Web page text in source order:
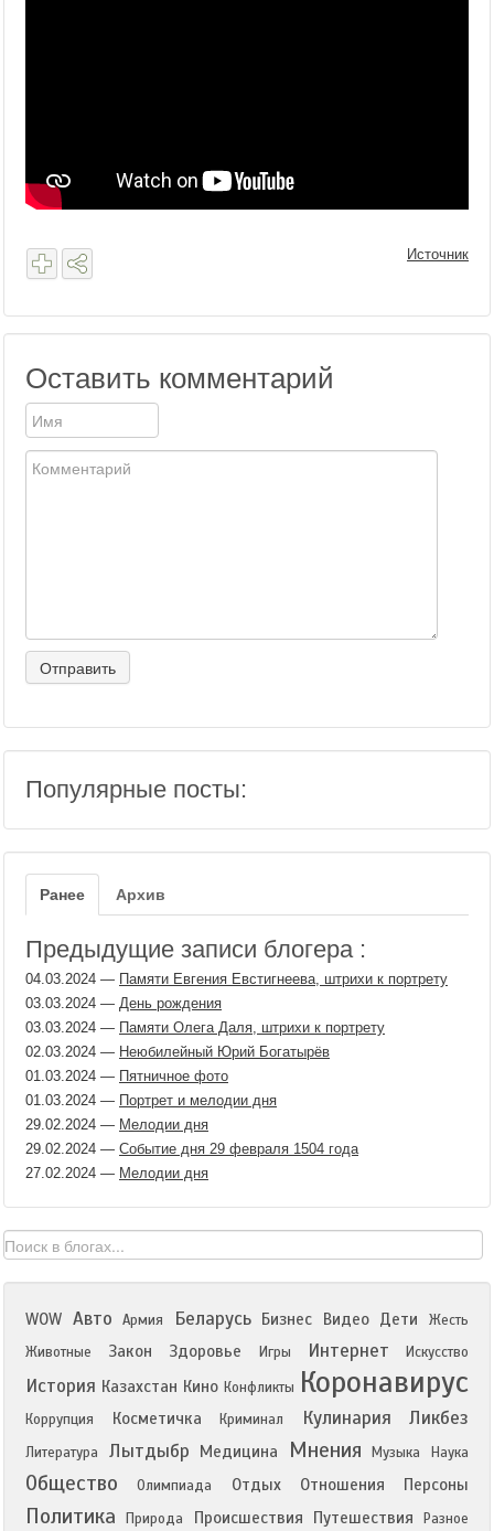
Источник
Оставить комментарий
Популярные посты:
Ранее Архив
Предыдущие записи блогера :
04.03.2024 — Памяти Евгения Евстигнеева, штрихи к портрету
03.03.2024 — День рождения
03.03.2024 — Памяти Олега Даля, штрихи к портрету
02.03.2024 — Неюбилейный Юрий Богатырёв
01.03.2024 — Пятничное фото
01.03.2024 — Портрет и мелодии дня
29.02.2024 — Мелодии дня
29.02.2024 — Событие дня 29 февраля 1504 года
27.02.2024 — Мелодии дня
WOW Авто Армия Беларусь Бизнес Видео Дети
Жесть
Животные
Закон Здоровье Игры Интернет Искусство
История Казахстан Кино Конфликты Коронавирус
Коррупция Косметичка Криминал Кулинария Ликбез
Литература Лытдыбр Медицина Мнения Музыка Наука
Общество Олимпиада Отдых Отношения Персоны
Политика Природа Происшествия Путешествия Разное